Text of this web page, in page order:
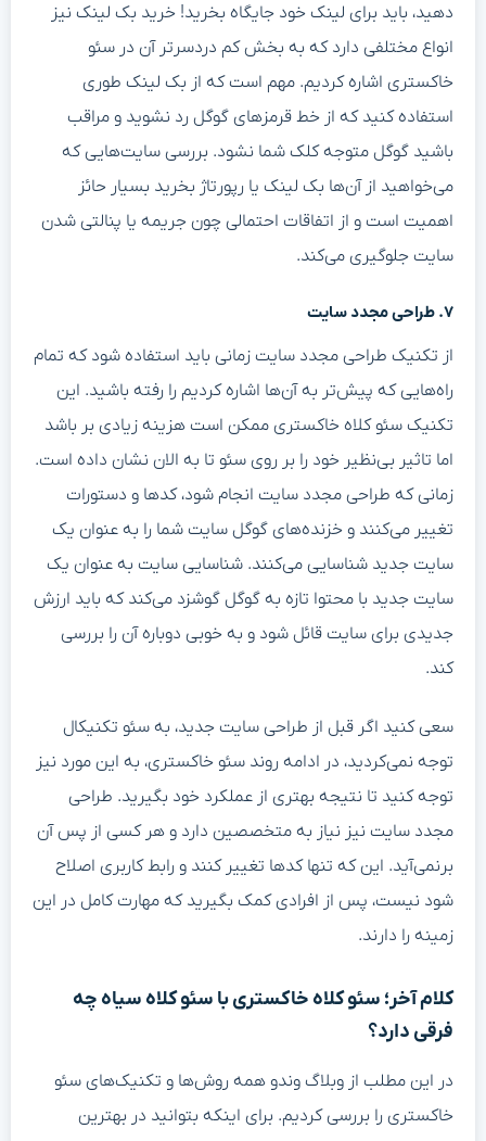
دهید، باید برای لینک خود جایگاه بخرید! خرید بک لینک نیز
انواع مختلفی دارد که به بخش کم دردسرتر آن در سئو
خاکستری اشاره کردیم. مهم است که از بک لینک‌ طوری
استفاده کنید که از خط قرمزهای گوگل رد نشوید و مراقب
باشید گوگل متوجه کلک شما نشود. بررسی سایت‌هایی که
می‌خواهید از آن‌ها بک لینک یا رپورتاژ بخرید بسیار حائز
اهمیت است و از اتفاقات احتمالی چون جریمه یا پنالتی شدن
سایت جلوگیری می‌کند.
۷. طراحی مجدد سایت
از تکنیک طراحی مجدد سایت زمانی باید استفاده شود که تمام
راه‌هایی که پیش‌تر به آن‌ها اشاره کردیم را رفته باشید. این
تکنیک سئو کلاه خاکستری ممکن است هزینه زیادی بر باشد
اما تاثیر بی‌نظیر خود را بر روی سئو تا به الان نشان داده است.
زمانی که طراحی مجدد سایت انجام شود، کدها و دستورات
تغییر می‌کنند و خزنده‌های گوگل سایت شما را به عنوان یک
سایت جدید شناسایی می‌کنند. شناسایی سایت به عنوان یک
سایت جدید با محتوا تازه به گوگل گوشزد می‌کند که باید ارزش
جدیدی برای سایت قائل شود و به خوبی دوباره آن را بررسی
کند.
سعی کنید اگر قبل از طراحی سایت جدید، به سئو تکنیکال
توجه نمی‌کردید، در ادامه روند سئو خاکستری، به این مورد نیز
توجه کنید تا نتیجه بهتری از عملکرد خود بگیرید. طراحی
مجدد سایت نیز نیاز به متخصصین دارد و هر کسی از پس آن
برنمی‌آید. این که تنها کدها تغییر کنند و رابط کاربری اصلاح
شود نیست، پس از افرادی کمک بگیرید که مهارت کامل در این
زمینه را دارند.
کلام آخر؛ سئو کلاه خاکستری با سئو کلاه سیاه چه
فرقی دارد؟
در این مطلب از وبلاگ وندو همه روش‌ها و تکنیک‌های سئو
خاکستری را بررسی کردیم. برای اینکه بتوانید در بهترین